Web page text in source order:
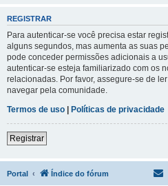
REGISTRAR
Para autenticar-se você precisa estar
alguns segundos, mas aumenta as suas
pode conceder permissões adicionais a
autenticar-se esteja familiarizado com os
relacionadas. Por favor, assegure-se de
navegar pela comunidade.
Termos de uso | Políticas de privacidade
Registrar
Portal Índice do fórum